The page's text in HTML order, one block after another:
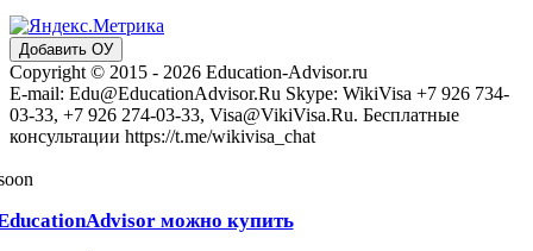
Добавить ОУ
Copyright © 2015 - 2026 Education-Advisor.ru
E-mail: Edu@EducationAdvisor.Ru Skype: WikiVisa +7 926 734-
03-33, +7 926 274-03-33, Visa@VikiVisa.Ru. Бесплатные
консультации https://t.me/wikivisa_chat
можно купить